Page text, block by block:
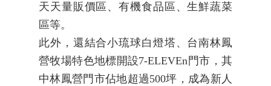
天天量販價區、有機食品區、生鮮蔬菜
區等。
此外，還結合小琉球白燈塔、台南林鳳
營牧場特色地標開設7-ELEVEn門市，其
中林鳳營門市佔地超過500坪，成為新人